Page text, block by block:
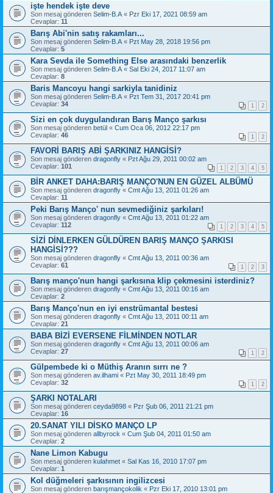
işte hendek işte deve
Son mesaj gönderen Selim-B.A « Pzr Eki 17, 2021 08:59 am
Cevaplar: 11
Barış Abi'nin satış rakamları...
Son mesaj gönderen Selim-B.A « Pzt May 28, 2018 19:56 pm
Cevaplar: 5
Kara Sevda ile Something Else arasındaki benzerlik
Son mesaj gönderen Selim-B.A « Sal Eki 24, 2017 11:07 am
Cevaplar: 8
Baris Mancoyu hangi sarkiyla tanidiniz
Son mesaj gönderen Selim-B.A « Pzt Tem 31, 2017 20:41 pm
Cevaplar: 34 1 2
Sizi en çok duygulandıran Barış Manço şarkısı
Son mesaj gönderen betül « Cum Oca 06, 2012 22:17 pm
Cevaplar: 46 1 2
FAVORİ BARIŞ ABİ ŞARKINIZ HANGİSİ?
Son mesaj gönderen dragonfly « Pzt Ağu 29, 2011 00:02 am
Cevaplar: 101 1 2 3 4 5
BİR ANKET DAHA:BARIŞ MANÇO'NUN EN GÜZEL ALBÜMÜ
Son mesaj gönderen dragonfly « Cmt Ağu 13, 2011 01:26 am
Cevaplar: 11
Peki Barış Manço' nun sevmediğiniz şarkıları!
Son mesaj gönderen dragonfly « Cmt Ağu 13, 2011 01:22 am
Cevaplar: 112 1 2 3 4 5
SİZİ DİNLERKEN GÜLDÜREN BARIŞ MANÇO ŞARKISI
HANGİSİ???
Son mesaj gönderen dragonfly « Cmt Ağu 13, 2011 00:36 am
Cevaplar: 61 1 2 3
Barış manço'nun hangi şarkısına klip çekmesini isterdiniz?
Son mesaj gönderen dragonfly « Cmt Ağu 13, 2011 00:16 am
Cevaplar: 2
Barış Manço'nun en iyi enstrümantal bestesi
Son mesaj gönderen dragonfly « Cmt Ağu 13, 2011 00:11 am
Cevaplar: 21
BABA BİZİ EVERSENE FİLMİNDEN NOTLAR
Son mesaj gönderen dragonfly « Cmt Ağu 13, 2011 00:06 am
Cevaplar: 27 1 2
Gülpembede ki o Müthiş Aranın sırrı ne ?
Son mesaj gönderen av.ilhami « Pzt May 30, 2011 18:49 pm
Cevaplar: 32 1 2
ŞARKI NOTALARI
Son mesaj gönderen ceyda9898 « Pzr Şub 06, 2011 21:21 pm
Cevaplar: 16
20.SANAT YILI DİSKO MANÇO LP
Son mesaj gönderen allbyrock « Cum Şub 04, 2011 01:50 am
Cevaplar: 2
Nane Limon Kabugu
Son mesaj gönderen kulahmet « Sal Kas 16, 2010 17:07 pm
Cevaplar: 1
Kol düğmeleri şarkısının ingilizcesi
Son mesaj gönderen barışmançokolik « Pzr Eki 17, 2010 13:01 pm